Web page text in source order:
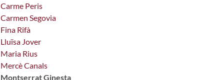
Carme Peris
Carmen Segovia
Fina Rifà
Lluïsa Jover
Maria Rius
Mercè Canals
Montserrat Ginesta